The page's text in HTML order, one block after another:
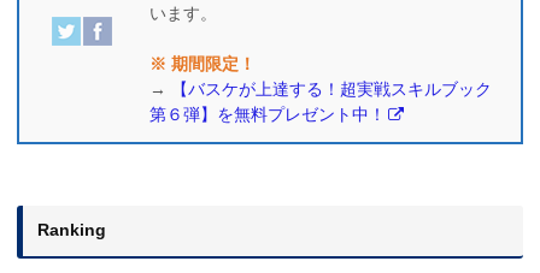
います。
※ 期間限定！
→
【バスケが上達する！超実戦スキルブック
第６弾】を無料プレゼント中！
Ranking